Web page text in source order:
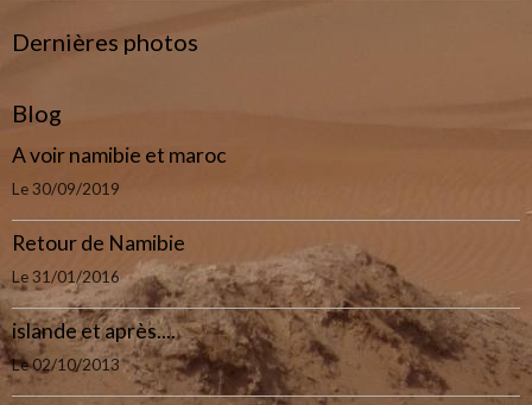
Dernières photos
Blog
A voir namibie et maroc
Le 30/09/2019
Retour de Namibie
Le 31/01/2016
islande et après....
Le 02/10/2013